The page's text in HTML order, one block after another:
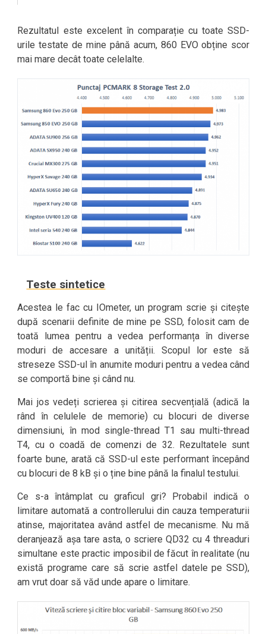
Rezultatul este excelent în comparație cu toate SSD-
urile testate de mine până acum, 860 EVO obține scor
mai mare decât toate celelalte.
Teste sintetice
Acestea le fac cu IOmeter, un program scrie și citește
după scenarii definite de mine pe SSD, folosit cam de
toată lumea pentru a vedea performanța în diverse
moduri de accesare a unității. Scopul lor este să
streseze SSD-ul în anumite moduri pentru a vedea când
se comportă bine și când nu.
Mai jos vedeți scrierea și citirea secvențială (adică la
rând în celulele de memorie) cu blocuri de diverse
dimensiuni, în mod single-thread T1 sau multi-thread
T4, cu o coadă de comenzi de 32. Rezultatele sunt
foarte bune, arată că SSD-ul este performant începând
cu blocuri de 8 kB și o ține bine până la finalul testului.
Ce s-a întâmplat cu graficul gri? Probabil indică o
limitare automată a controllerului din cauza temperaturii
atinse, majoritatea având astfel de mecanisme. Nu mă
deranjează așa tare asta, o scriere QD32 cu 4 threaduri
simultane este practic imposibil de făcut în realitate (nu
există programe care să scrie astfel datele pe SSD),
am vrut doar să văd unde apare o limitare.